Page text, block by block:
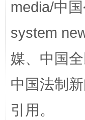
国家大学科
media/中
system
媒、中国
中国法制
引用。